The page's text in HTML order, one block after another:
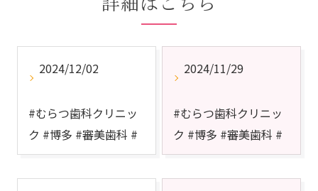
2024/12/02
#むらつ歯科クリニッ
ク #博多 #審美歯科 #
短期間で治療 ...
2024/11/29
#むらつ歯科クリニッ
ク #博多 #審美歯科 #
短期間で治療 ...